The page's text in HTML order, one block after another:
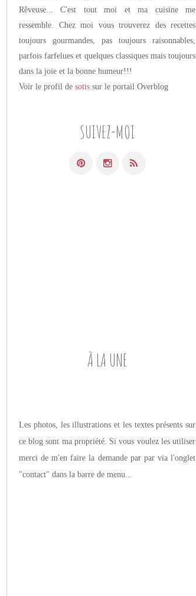
SUIVEZ-MOI
Rêveuse... C'est tout moi et ma cuisine me
ressemble. Chez moi vous trouverez des recettes
toujours gourmandes, pas toujours raisonnables,
parfois farfelues et quelques classiques mais toujours
dans la joie et la bonne humeur!!!
Voir le profil de sotis sur le portail Overblog
À LA UNE
Les photos, les illustrations et les textes présents sur
ce blog sont ma propriété. Si vous voulez les utiliser
merci de m'en faire la demande par par via l'onglet
"contact" dans la barre de menu...